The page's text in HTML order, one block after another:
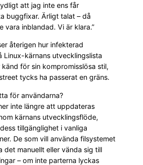
att jag inte ens får
buggfixar. Ärligt talat – då
vara inblandad. Vi är klara.”
återigen hur infekterad
Linux-kärnans utvecklingslista
känd för sin kompromisslösa stil,
tycks ha passerat en gräns.
för användarna?
inte längre att uppdateras
kärnans utvecklingsflöde,
tillgänglighet i vanliga
De som vill använda filsystemet
det manuellt eller vända sig till
– om inte parterna lyckas